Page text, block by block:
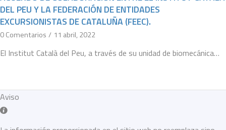
DEL PEU Y LA FEDERACIÓN DE ENTIDADES
EXCURSIONISTAS DE CATALUÑA (FEEC).
0 Comentarios / 11 abril, 2022
El Institut Català del Peu, a través de su unidad de biomecánica…
Aviso